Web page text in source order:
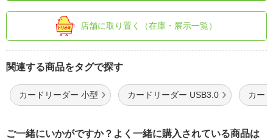
店舗に取り置く（在庫・展示一覧）
関連する商品をタグで探す
カードリーダー 小型 カードリーダー USB3.0 カー
ご一緒にいかがですか？よく一緒に購入されている商品は